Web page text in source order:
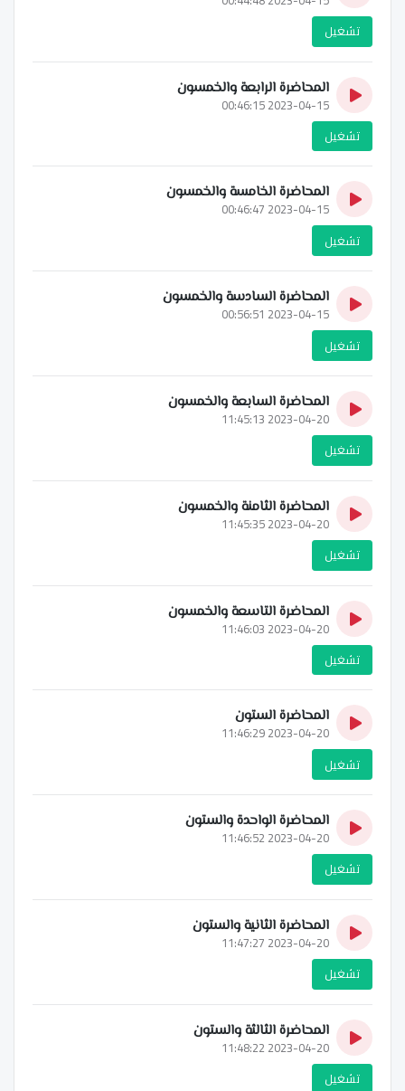
تشغيل
المحاضرة الرابعة والخمسون
2023-04-15 00:46:15
تشغيل
المحاضرة الخامسة والخمسون
2023-04-15 00:46:47
تشغيل
المحاضرة السادسة والخمسون
2023-04-15 00:56:51
تشغيل
المحاضرة السابعة والخمسون
2023-04-20 11:45:13
تشغيل
المحاضرة الثامنة والخمسون
2023-04-20 11:45:35
تشغيل
المحاضرة التاسعة والخمسون
2023-04-20 11:46:03
تشغيل
المحاضرة الستون
2023-04-20 11:46:29
تشغيل
المحاضرة الواحدة والستون
2023-04-20 11:46:52
تشغيل
المحاضرة الثانية والستون
2023-04-20 11:47:27
تشغيل
المحاضرة الثالثة والستون
2023-04-20 11:48:22
تشغيل